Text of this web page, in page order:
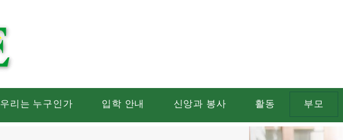
우리는 누구인가 입학 안내 신앙과 봉사 활동 부모